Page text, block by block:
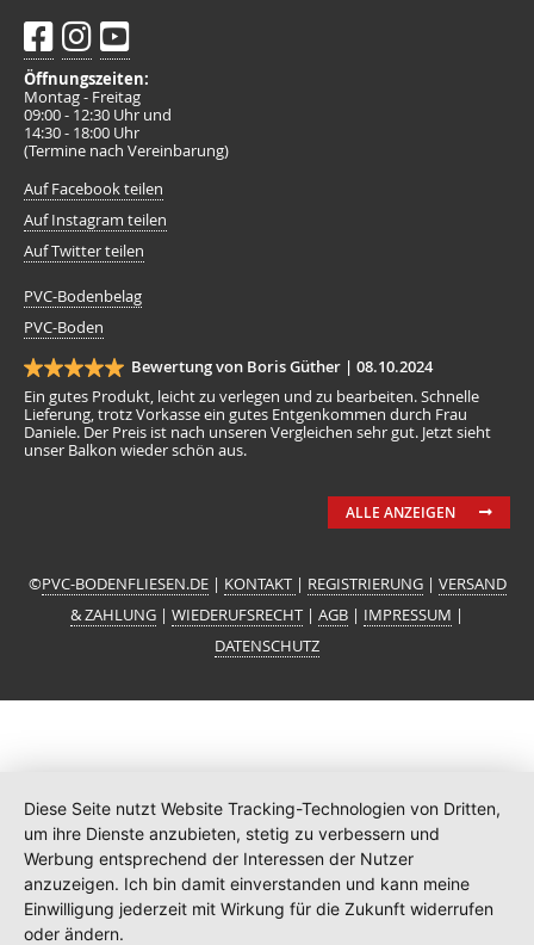
Öffnungszeiten:
Montag - Freitag
09:00 - 12:30 Uhr und
14:30 - 18:00 Uhr
(Termine nach Vereinbarung)
Auf Facebook teilen
Auf Instagram teilen
Auf Twitter teilen
PVC-Bodenbelag
PVC-Boden
Bewertung von Boris Güther | 08.10.2024
Ein gutes Produkt, leicht zu verlegen und zu bearbeiten. Schnelle
Lieferung, trotz Vorkasse ein gutes Entgenkommen durch Frau
Daniele. Der Preis ist nach unseren Vergleichen sehr gut. Jetzt sieht
unser Balkon wieder schön aus.
ALLE ANZEIGEN
©PVC-BODENFLIESEN.DE| KONTAKT | REGISTRIERUNG| VERSAND
& ZAHLUNG | WIEDERUFSRECHT | AGB | IMPRESSUM |
DATENSCHUTZ
Diese Seite nutzt Website Tracking-Technologien von Dritten,
um ihre Dienste anzubieten, stetig zu verbessern und
Werbung entsprechend der Interessen der Nutzer
anzuzeigen. Ich bin damit einverstanden und kann meine
Einwilligung jederzeit mit Wirkung für die Zukunft widerrufen
oder ändern.